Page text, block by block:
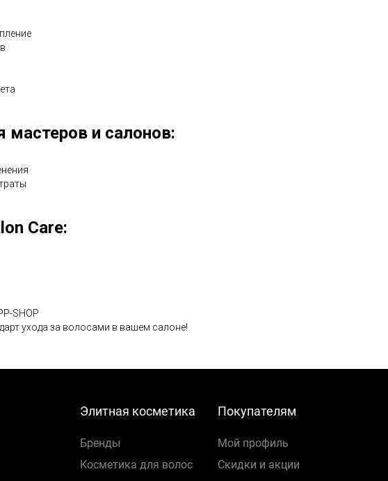
мастеров и салонов:
Care:
SHOP
ухода за волосами в вашем салоне!
Элитная косметика
Бренды
Косметика для волос
Покупателям
Мой профиль
Скидки и акции